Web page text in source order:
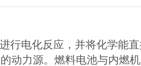
行电化反应，并将化学能
的动力源。燃料电池与内燃